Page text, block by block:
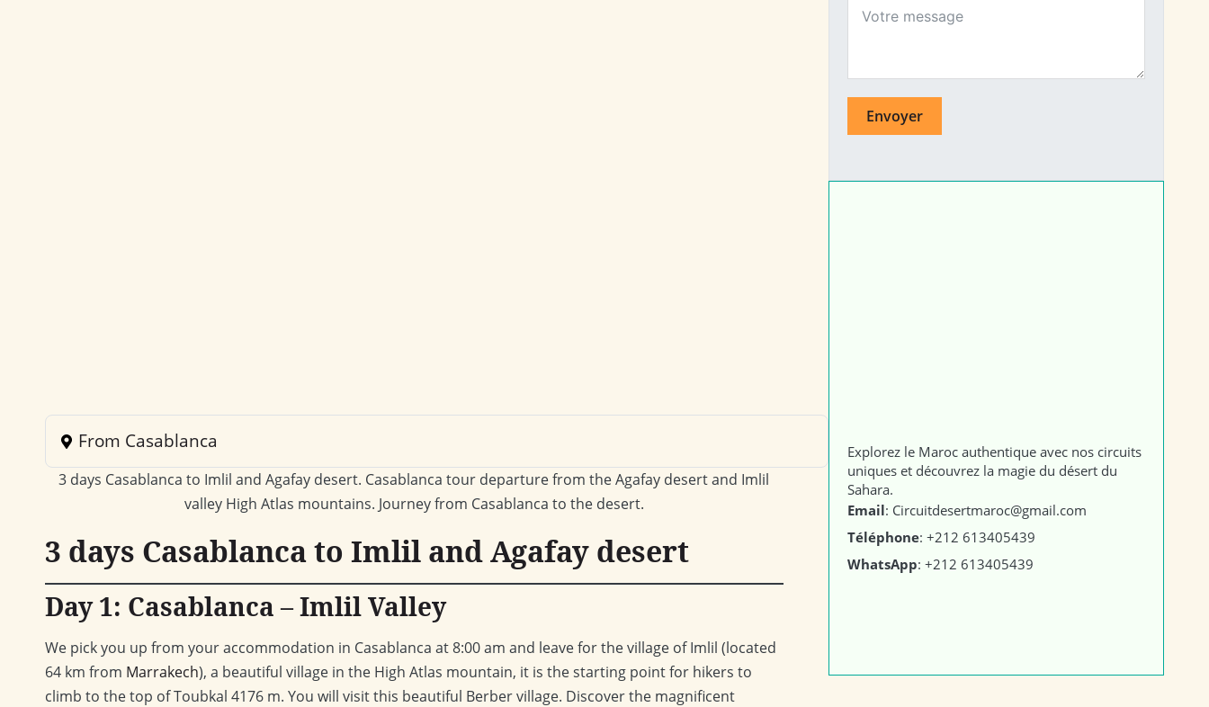
From Casablanca
3 days Casablanca to Imlil and Agafay desert. Casablanca tour departure from the Agafay desert and Imlil
valley High Atlas mountains. Journey from Casablanca to the desert.
3 days Casablanca to Imlil and Agafay desert
Day 1: Casablanca – Imlil Valley
We pick you up from your accommodation in Casablanca at 8:00 am and leave for the village of Imlil (located
64 km from Marrakech), a beautiful village in the High Atlas mountain, it is the starting point for hikers to
climb to the top of Toubkal 4176 m. You will visit this beautiful Berber village. Discover the magnificent
Envoyer
Explorez le Maroc authentique avec nos circuits
uniques et découvrez la magie du désert du
Sahara.
Email: Circuitdesertmaroc@gmail.com
Téléphone: +212 613405439
WhatsApp: +212 613405439